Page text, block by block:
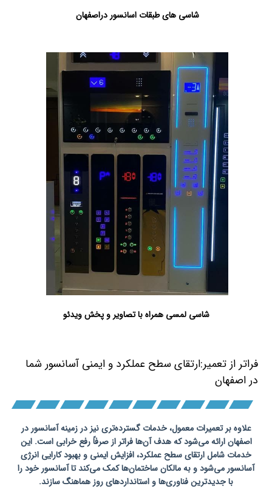
شاسی های طبقات اسانسور دراصفهان
شاسی لمسی همراه با تصاویر و پخش ویدئو
فراتر از تعمیر:ارتقای سطح عملکرد و ایمنی آسانسور شما
در اصفهان
علاوه بر تعمیرات معمول، خدمات گسترده‌تری نیز در زمینه آسانسور در
اصفهان ارائه می‌شود که هدف آن‌ها فراتر از صرفاً رفع خرابی است. این
خدمات شامل ارتقای سطح عملکرد، افزایش ایمنی و بهبود کارایی انرژی
آسانسور می‌شود و به مالکان ساختمان‌ها کمک می‌کند تا آسانسور خود را
با جدیدترین فناوری‌ها و استانداردهای روز هماهنگ سازند.